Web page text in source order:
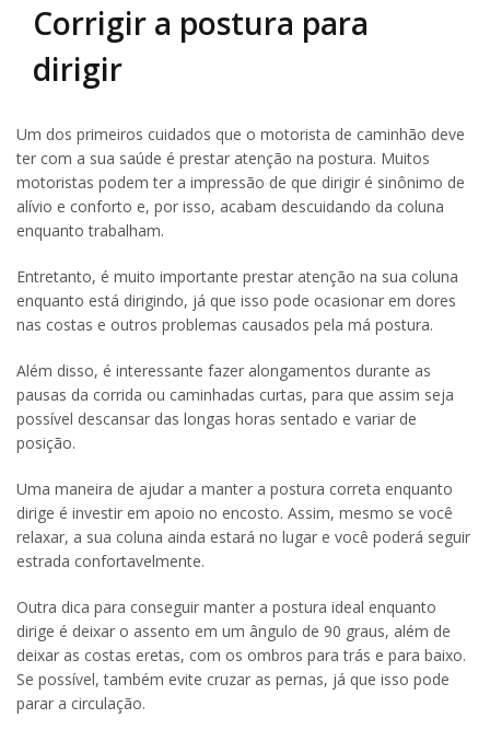
Corrigir a postura para
dirigir
Um dos primeiros cuidados que o motorista de caminhão deve
ter com a sua saúde é prestar atenção na postura. Muitos
motoristas podem ter a impressão de que dirigir é sinônimo de
alívio e conforto e, por isso, acabam descuidando da coluna
enquanto trabalham.
Entretanto, é muito importante prestar atenção na sua coluna
enquanto está dirigindo, já que isso pode ocasionar em dores
nas costas e outros problemas causados pela má postura.
Além disso, é interessante fazer alongamentos durante as
pausas da corrida ou caminhadas curtas, para que assim seja
possível descansar das longas horas sentado e variar de
posição.
Uma maneira de ajudar a manter a postura correta enquanto
dirige é investir em apoio no encosto. Assim, mesmo se você
relaxar, a sua coluna ainda estará no lugar e você poderá seguir
estrada confortavelmente.
Outra dica para conseguir manter a postura ideal enquanto
dirige é deixar o assento em um ângulo de 90 graus, além de
deixar as costas eretas, com os ombros para trás e para baixo.
Se possível, também evite cruzar as pernas, já que isso pode
parar a circulação.